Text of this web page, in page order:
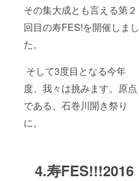
その集大成とも言える第２
回目の寿FES!を開催しまし
た。
そして3度目となる今年
度、我々は挑みます。原点
である、石巻川開き祭り
に。
4.寿FES!!!2016